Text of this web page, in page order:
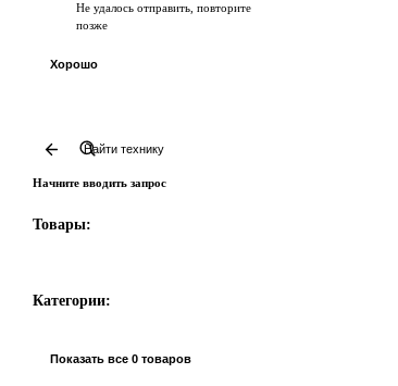
Не удалось отправить, повторите
позже
Хорошо
Начните вводить запрос
Товары:
Категории:
Показать все 0 товаров